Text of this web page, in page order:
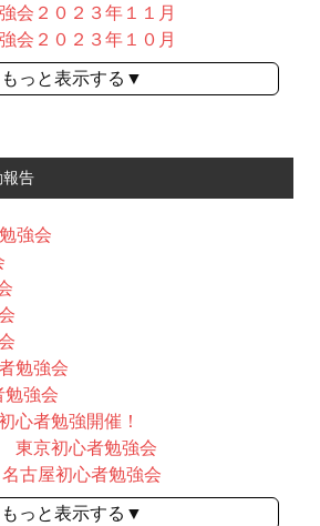
会２０２３年１１月
会２０２３年１０月
もっと表示する▼
告
強会
勉強会
勉強会
心者勉強開催！
東京初心者勉強会
古屋初心者勉強会
もっと表示する▼